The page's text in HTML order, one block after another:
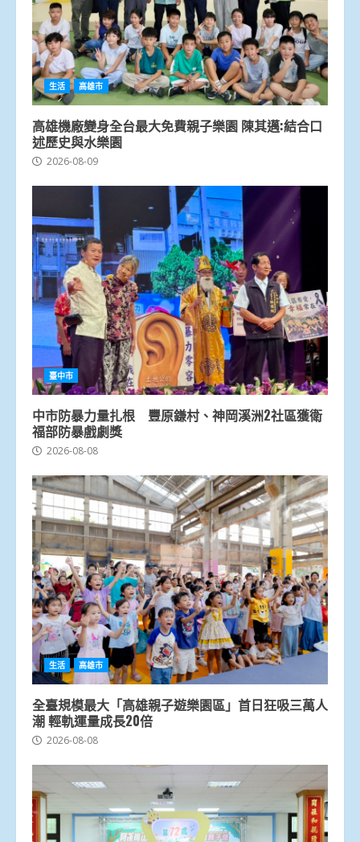
生活 高雄市
高雄機廠變身全台最大免費親子樂園 陳其邁:結合口
述歷史與水樂園
2026-08-09
臺中市
中市防暴力量扎根 豐原鎌村、神岡溪洲2社區獲衛
福部防暴戲劇獎
2026-08-08
生活 高雄市
全臺規模最大「高雄親子遊樂園區」首日狂吸三萬人
潮 輕軌運量成長20倍
2026-08-08